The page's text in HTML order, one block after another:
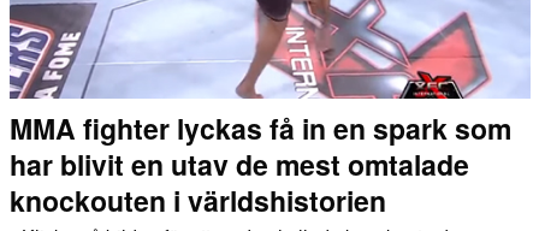
MMA fighter lyckas få in en spark som
har blivit en utav de mest omtalade
knockouten i världshistorien